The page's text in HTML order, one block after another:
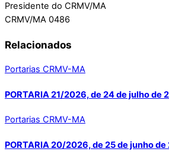
Presidente do CRMV/MA
CRMV/MA 0486
Relacionados
Portarias CRMV-MA
PORTARIA 21/2026, de 24 de julho de
Portarias CRMV-MA
PORTARIA 20/2026, de 25 de junho de